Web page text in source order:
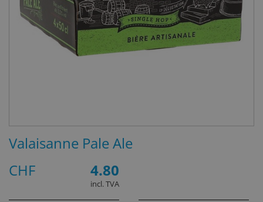
Valaisanne Pale Ale
CHF
4.80
incl. TVA